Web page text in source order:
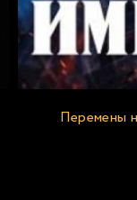
Перемены